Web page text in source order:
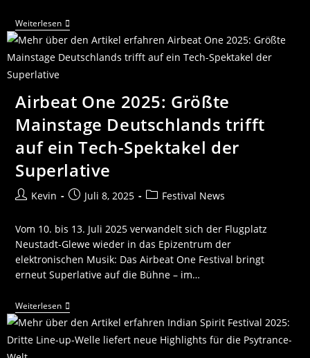
Weiterlesen
Airbeat One 2025: Größte
Mainstage Deutschlands trifft
auf ein Tech-Spektakel der
Superlative
Kevin Juli 8, 2025 Festival News
Vom 10. bis 13. Juli 2025 verwandelt sich der Flugplatz
Neustadt-Glewe wieder in das Epizentrum der
elektronischen Musik: Das Airbeat One Festival bringt
erneut Superlative auf die Bühne – im…
Weiterlesen